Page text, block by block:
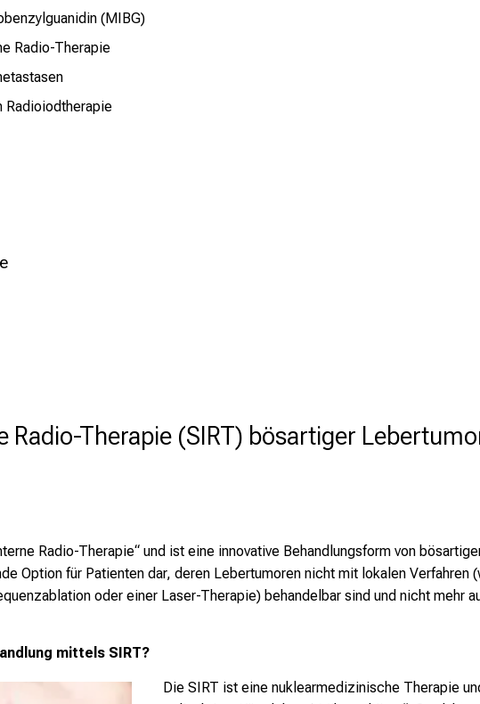
(MIBG)
Radio-Therapie
Radioiodtherapie
Radio-Therapie (SIRT) bösartiger
Radio-Therapie“ und ist eine innovative Behandlungsform von
Option für Patienten dar, deren Lebertumoren nicht mit lokalen Verfahren
oder einer Laser-Therapie) behandelbar sind und nicht mehr
mittels SIRT?
Die SIRT ist eine nuklearmedizinische Therapie